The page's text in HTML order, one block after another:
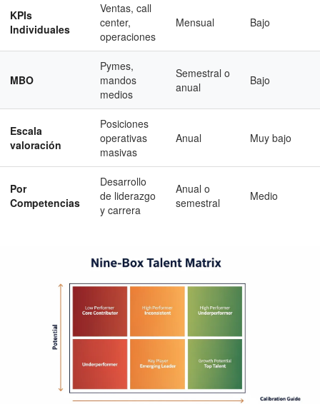
KPIs
Individuales
Ventas, call
center,
operaciones
Mensual Bajo
MBO
Pymes,
mandos
medios
Semestral o
anual
Bajo
Escala
valoración
Posiciones
operativas
masivas
Anual Muy bajo
Por
Competencias
Desarrollo
de liderazgo
y carrera
Anual o
semestral
Medio